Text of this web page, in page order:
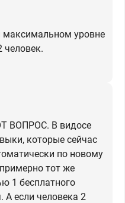
максимальном уровне
человек.
ВОПРОС. В видосе
которые сейчас
по новому
тот же
1 бесплатного
А если человека 2